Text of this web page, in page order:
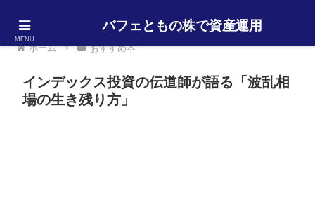
ホーム おすすめ本
インデックス投資の伝道師が語る「波乱相
場の生き残り方」
MENU
バフェともの株で資産運用